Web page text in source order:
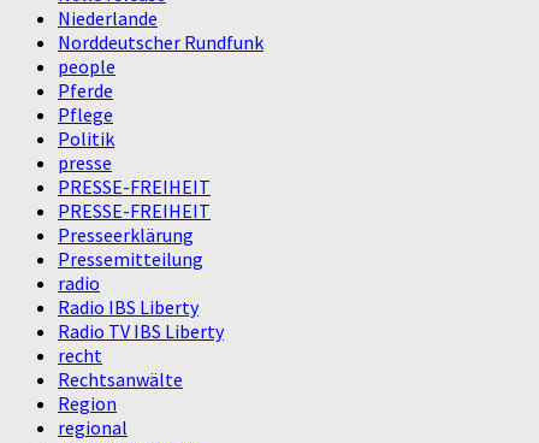
Niederlande
Norddeutscher Rundfunk
people
Pferde
Pflege
Politik
presse
PRESSE-FREIHEIT
PRESSE-FREIHEIT
Presseerklärung
Pressemitteilung
radio
Radio IBS Liberty
Radio TV IBS Liberty
recht
Rechtsanwälte
Region
regional